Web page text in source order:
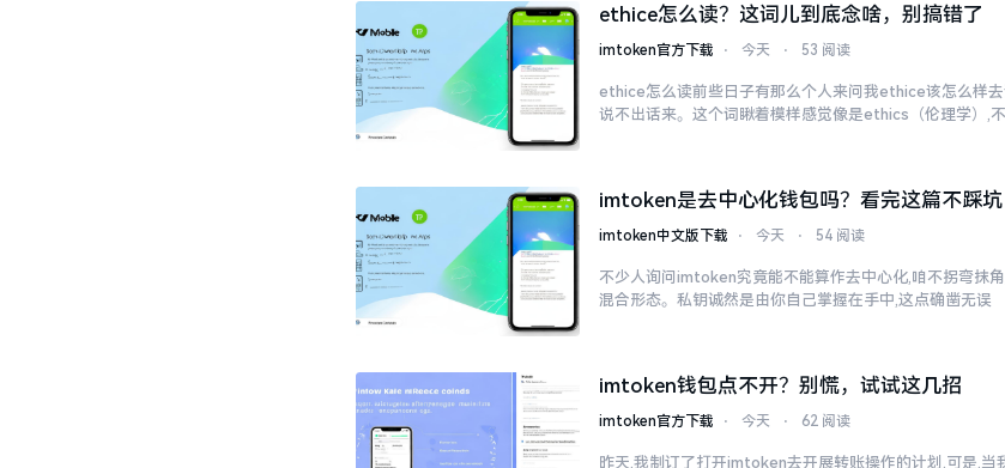
ethice怎么读？这词儿到底念啥，别搞错了
imtoken官方下载 ⋅ 今天 ⋅ 53 阅读
ethice怎么读前些日子有那么个人来问我ethice该怎么样
说不出话来。这个词瞅着模样感觉像是ethics（伦理学）,
imtoken是去中心化钱包吗？看完这篇不踩坑
imtoken中文版下载 ⋅ 今天 ⋅ 54 阅读
不少人询问imtoken究竟能不能算作去中心化,咱不拐弯抹
混合形态。私钥诚然是由你自己掌握在手中,这点确凿无误
imtoken钱包点不开？别慌，试试这几招
imtoken官方下载 ⋅ 今天 ⋅ 62 阅读
昨天,我制订了打开imtoken去开展转账操作的计划,可是,当